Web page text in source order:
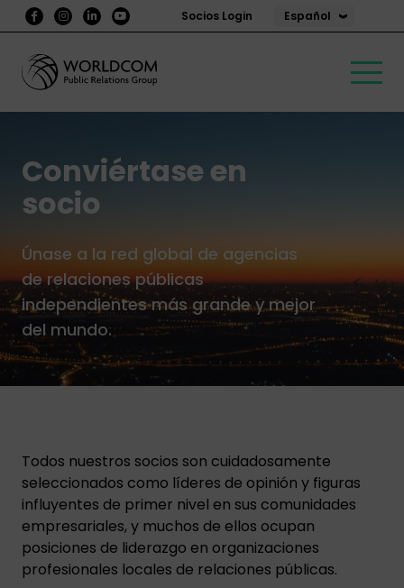
Socios Login Español
Conviértase en
socio
Únase a la red global de agencias
de relaciones públicas
independientes más grande y mejor
del mundo.
Todos nuestros socios son cuidadosamente
seleccionados como líderes de opinión y figuras
influyentes de primer nivel en sus comunidades
empresariales, y muchos de ellos ocupan
posiciones de liderazgo en organizaciones
profesionales locales de relaciones públicas.